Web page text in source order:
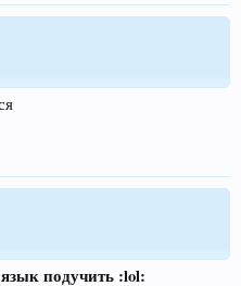
подучить :lol: